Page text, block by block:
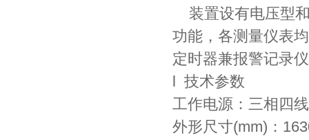
装置设有电压型
功能，各测量仪表
定时器兼报警记录
l 技术参数
工作电源：三相四
外形尺寸(mm)：